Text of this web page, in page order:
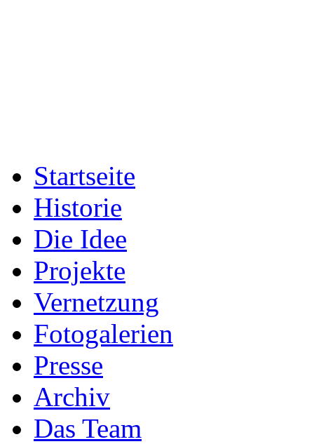
Startseite
Historie
Die Idee
Projekte
Vernetzung
Fotogalerien
Presse
Archiv
Das Team